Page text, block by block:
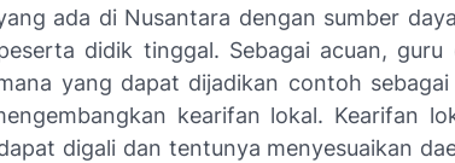
ada di Nusantara dengan sumber
didik tinggal. Sebagai acuan,
yang dapat dijadikan contoh
kearifan lokal. Kearifan
digali dan tentunya menyesuaikan